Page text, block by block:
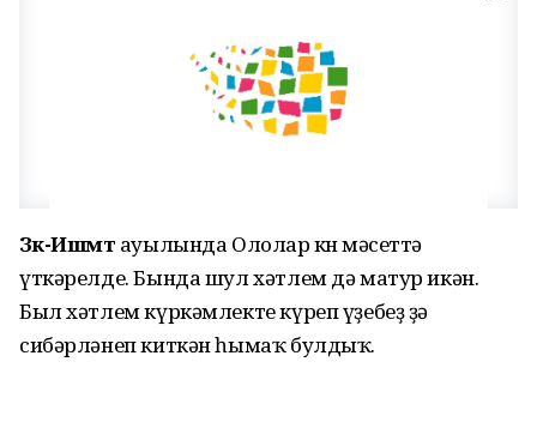
Зәк-Ишмәт ауылында Ололар көнө мәсеттә
үткәрелде. Бында шул хәтлем дә матур икән.
Был хәтлем күркәмлекте күреп үҙебеҙ ҙә
сибәрләнеп киткән һымаҡ булдыҡ.